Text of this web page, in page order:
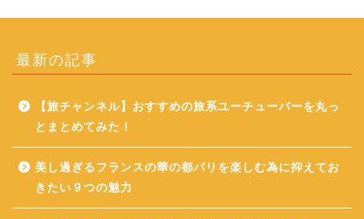
最新の記事
【旅チャンネル】おすすめの旅系ユーチューバーを丸っ
とまとめてみた！
美し過ぎるフランスの華の都パリを楽しむ為に抑えてお
きたい９つの魅力